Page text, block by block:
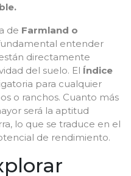
de Farmland o
entender
directamente
del suelo. El Índice
para cualquier
o ranchos. Cuanto más
será la aptitud
lo que se traduce en el
de rendimiento.